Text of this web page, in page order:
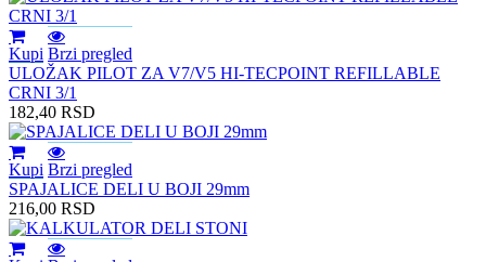
Kupi Brzi pregled
ULOŽAK PILOT ZA V7/V5 HI-TECPOINT REFILLABLE
CRNI 3/1
182,40 RSD
Kupi Brzi pregled
SPAJALICE DELI U BOJI 29mm
216,00 RSD